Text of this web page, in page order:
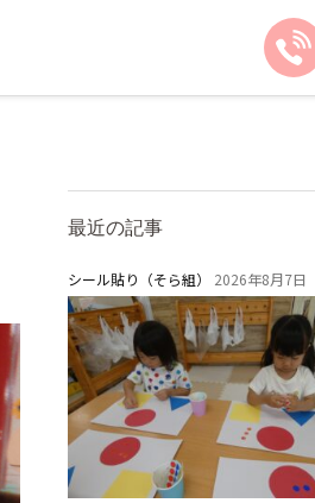
最近の記事
シール貼り（そら組） 2026年8月7日